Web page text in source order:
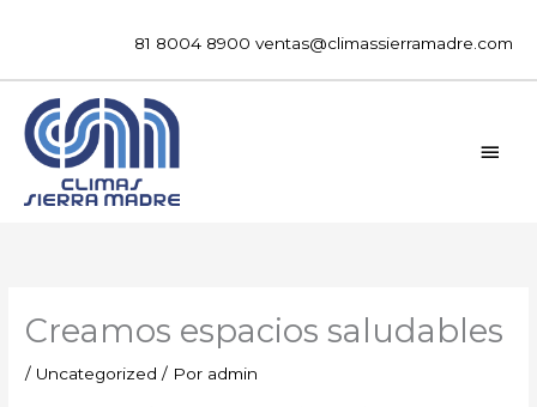
81 8004 8900 ventas@climassierramadre.com
Creamos espacios saludables
/ Uncategorized / Por admin